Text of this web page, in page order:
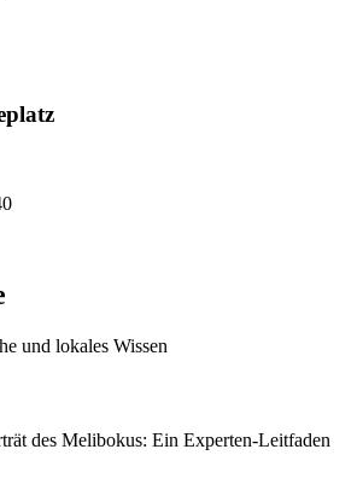
und lokales Wissen
des Melibokus: Ein Experten-Leitfaden